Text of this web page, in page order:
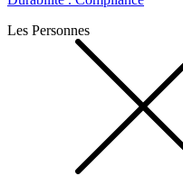
Les Personnes